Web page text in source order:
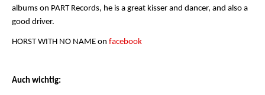
albums on PART Records, he is a great kisser and dancer, and also a
good driver.
HORST WITH NO NAME on facebook
Auch wichtig: